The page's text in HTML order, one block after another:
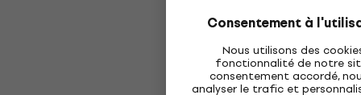
Consentement à
Nous utilisons des
fonctionnalité de notre
consentement accordé,
analyser le trafic et